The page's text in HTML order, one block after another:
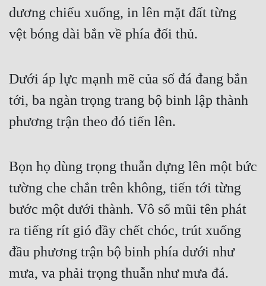
dương chiếu xuống, in lên mặt đất từng
vệt bóng dài bắn về phía đối thủ.
Dưới áp lực mạnh mẽ của số đá đang bắn
tới, ba ngàn trọng trang bộ binh lập thành
phương trận theo đó tiến lên.
Bọn họ dùng trọng thuẫn dựng lên một bức
tường che chắn trên không, tiến tới từng
bước một dưới thành. Vô số mũi tên phát
ra tiếng rít gió đầy chết chóc, trút xuống
đầu phương trận bộ binh phía dưới như
mưa, va phải trọng thuẫn như mưa đá.